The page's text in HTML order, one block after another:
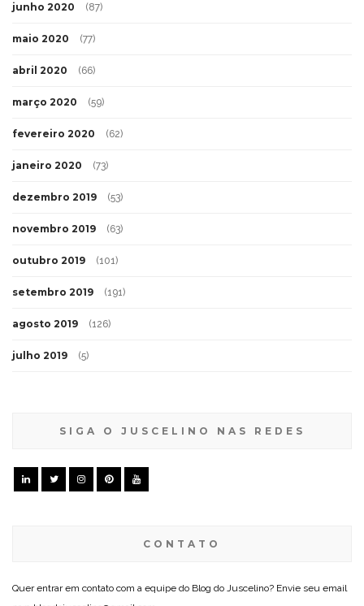
junho 2020 (87)
maio 2020 (77)
abril 2020 (66)
março 2020 (59)
fevereiro 2020 (62)
janeiro 2020 (73)
dezembro 2019 (53)
novembro 2019 (63)
outubro 2019 (101)
setembro 2019 (191)
agosto 2019 (126)
julho 2019 (5)
SIGA O JUSCELINO NAS REDES
CONTATO
Quer entrar em contato com a equipe do Blog do Juscelino? Envie seu email